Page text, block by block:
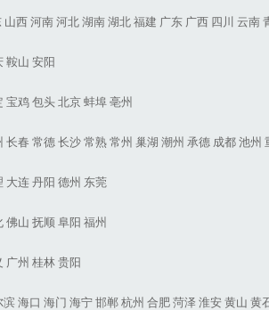
山西 河南 河北 湖南 湖北 福建 广东 广西 四川 云南
鞍山 安阳
宝鸡 包头 北京 蚌埠 亳州
长春 常德 长沙 常熟 常州 巢湖 潮州 承德 成都 池州
大连 丹阳 德州 东莞
佛山 抚顺 阜阳 福州
广州 桂林 贵阳
滨 海口 海门 海宁 邯郸 杭州 合肥 菏泽 淮安 黄山 黄